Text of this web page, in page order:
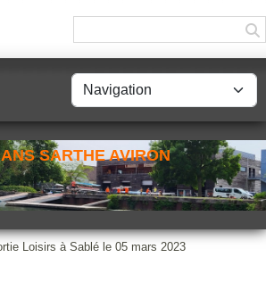
SARTHE AVIRON
Loisirs à Sablé le 05 mars 2023
cookies